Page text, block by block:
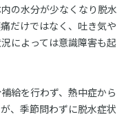
の水分が少なくなり脱水
だけではなく、吐き気や
によっては意識障害も起
給を行わず、熱中症から
、季節問わずに脱水症状